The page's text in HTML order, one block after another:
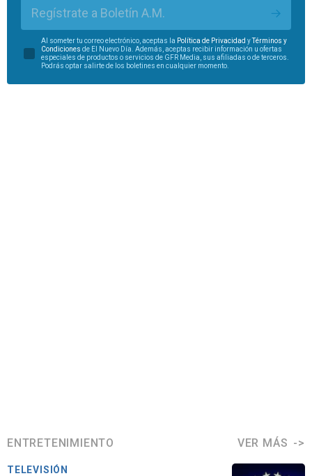
Regístrate a Boletín A.M.
Al someter tu correo electrónico, aceptas la Política de Privacidad yTérminos y
Condiciones de El Nuevo Día. Además, aceptas recibir información u ofertas
especiales de productos o servicios de GFR Media, sus afiliadas o de terceros.
Podrás optar salirte de los boletines en cualquier momento.
ENTRETENIMIENTO VER MÁS
TELEVISIÓN